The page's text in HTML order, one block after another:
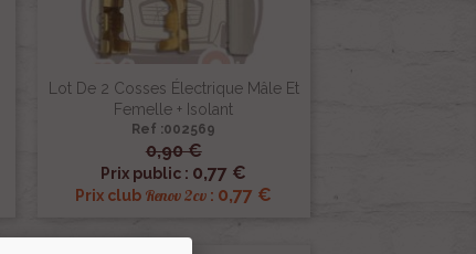
Lot De 2 Cosses Électrique Mâle Et
Femelle + Isolant
Ref :002569
0,90 €
Prix public : 0,77 €
Prix club Renov 2cv : 0,77 €
 Aperçu rapide